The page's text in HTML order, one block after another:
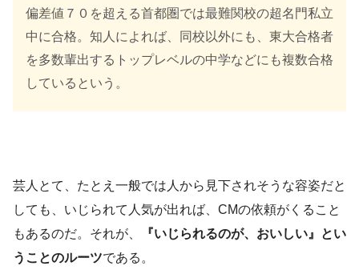
偏差値７０を超える首都圏では最難関校の超名門私立
中に合格。知人によれば、同校以外にも、東大合格者
を多数輩出するトップレベルの中学などにも複数合格
しているという。
芸人とて、たとえ一般では人から見下されそうな容姿だと
しても、いじられて人気が出れば、CMの依頼がくること
もあるのだ。それが、
『いじられるのが、おいしい』とい
うことのルーツである。